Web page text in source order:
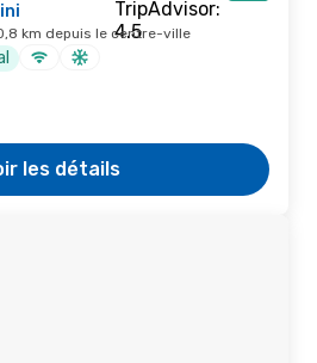
km depuis le centre-ville
les détails